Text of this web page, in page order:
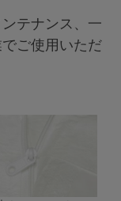
テナンス、一
ご使用いただ